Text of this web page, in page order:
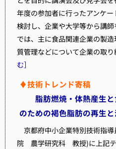
年度の参加者に行ったアンケ
検討し、企業や大学等から講
では、主に食品関連企業の製
質管理などについて企業の取り
む］
♦技術トレンド寄稿
脂肪燃焼・体熱産生
のための褐色脂肪の再生と
京都府中小企業特別技術指
院 農学研究科 教授)に上記テ